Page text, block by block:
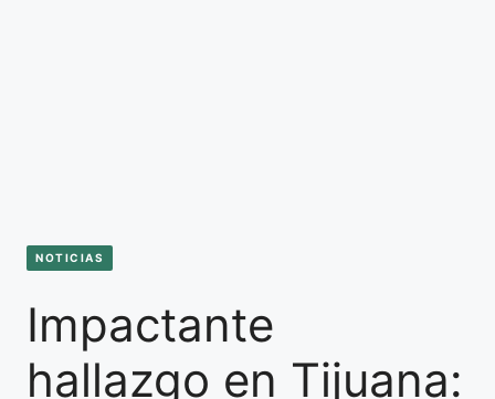
NOTICIAS
Impactante
hallazgo en Tijuana: